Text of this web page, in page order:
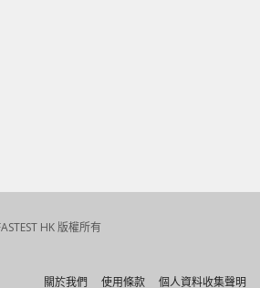
HK 版權所有
關於我們 使用條款 個人資料收集聲明